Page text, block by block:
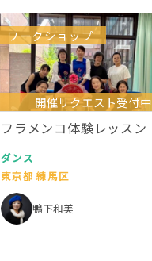
ワークショップ
開催リクエスト受付中
フラメンコ体験レッスン
ダンス
東京都 練馬区
鴨下和美